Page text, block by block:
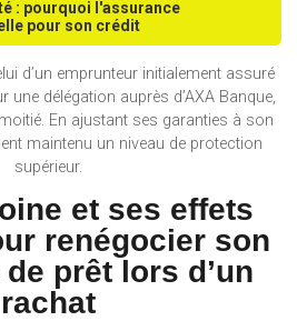
: pourquoi l'assurance
pour son crédit
d’un emprunteur initialement assuré
une délégation auprès d’AXA Banque,
En ajustant ses garanties à son
maintenu un niveau de protection
supérieur.
et ses effets
renégocier son
prêt lors d’un
rachat